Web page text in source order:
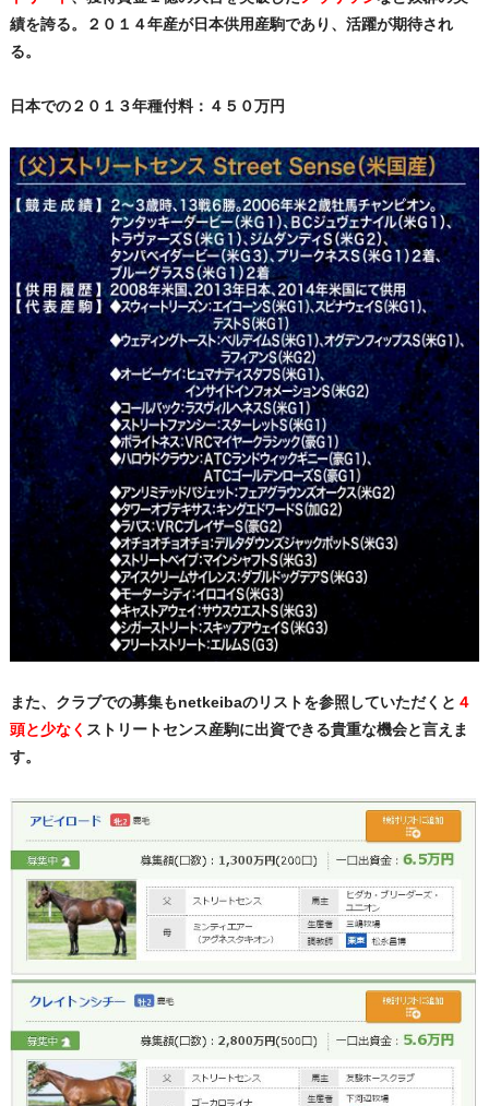
績を誇る。２０１４年産が日本供用産駒であり、活躍が期待され
る。
日本での２０１３年種付料：４５０万円
また、クラブでの募集もnetkeibaのリストを参照していただくと ４
頭と少なく ストリートセンス産駒に出資できる貴重な機会と言えま
す。